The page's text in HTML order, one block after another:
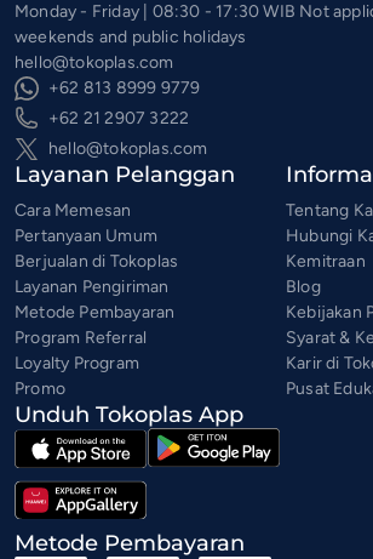
Monday - Friday | 08:30 - 17:30 WIB Not
weekends and public holidays
hello@tokoplas.com
+62 813 8999 9779
+62 21 2907 3222
hello@tokoplas.com
Layanan Pelanggan
Cara Memesan
Pertanyaan Umum
Berjualan di Tokoplas
Layanan Pengiriman
Metode Pembayaran
Program Referral
Loyalty Program
Promo
Tentang
Hubungi
Kemitraan
Blog
Kebijakan
Syarat &
Karir di
Pusat
Unduh Tokoplas App
Metode Pembayaran